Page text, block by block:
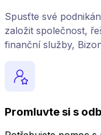
Spusťte své
založit společnost,
finanční služby,
Promluvte si s